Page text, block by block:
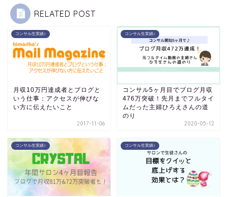
RELATED POST
コンサル生実績♪
月収10万円達成者とブログと
いう仕事：アクセスが伸びな
い方に伝えたいこと
2017-11-06
コンサル生実績♪
コンサル5ヶ月目でブログ月収
476万突破！先月までフルタイ
ムだった主婦ひろえさんの道
のり
2020-05-12
コンサル生実績♪ コンサル生実績♪